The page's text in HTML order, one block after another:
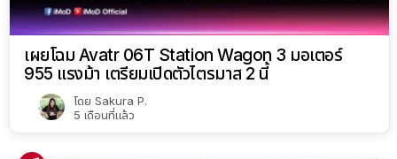
เผยโฉม Avatr 06T Station Wagon 3 มอเตอร์
955 แรงม้า เตรียมเปิดตัวไตรมาส 2 นี้
โดย Sakura P.
5 เดือนที่แล้ว